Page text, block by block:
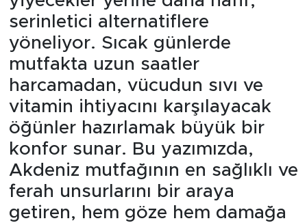
serinletici alternatiflere
yöneliyor. Sıcak günlerde
mutfakta uzun saatler
harcamadan, vücudun sıvı ve
vitamin ihtiyacını karşılayacak
öğünler hazırlamak büyük bir
konfor sunar. Bu yazımızda,
Akdeniz mutfağının en sağlıklı ve
ferah unsurlarını bir araya
getiren, hem göze hem damağa